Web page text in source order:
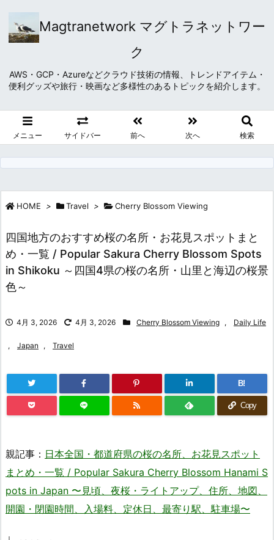
Magtranetwork マグトラネットワー
ク
AWS・GCP・Azureなどクラウド技術の情報、トレンドアイテム・
便利グッズや旅行・映画など多様性のあるトピックを紹介します。
メニュー サイドバー 前へ 次へ 検索
HOME > Travel > Cherry Blossom Viewing
四国地方のおすすめ桜の名所・お花見スポットまと
め・一覧 / Popular Sakura Cherry Blossom Spots
in Shikoku ～四国4県の桜の名所・山里と海辺の桜景
色～
4月 3, 2026 4月 3, 2026 Cherry Blossom Viewing , Daily Life
, Japan , Travel
B!
Copy
親記事： 日本全国・都道府県の桜の名所、お花見スポット
まとめ・一覧 / Popular Sakura Cherry Blossom Hanami S
pots in Japan 〜見頃、夜桜・ライトアップ、住所、地図、
開園・閉園時間、入場料、定休日、最寄り駅、駐車場〜